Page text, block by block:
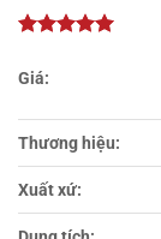
Thương hiệu:
Xuất xứ: